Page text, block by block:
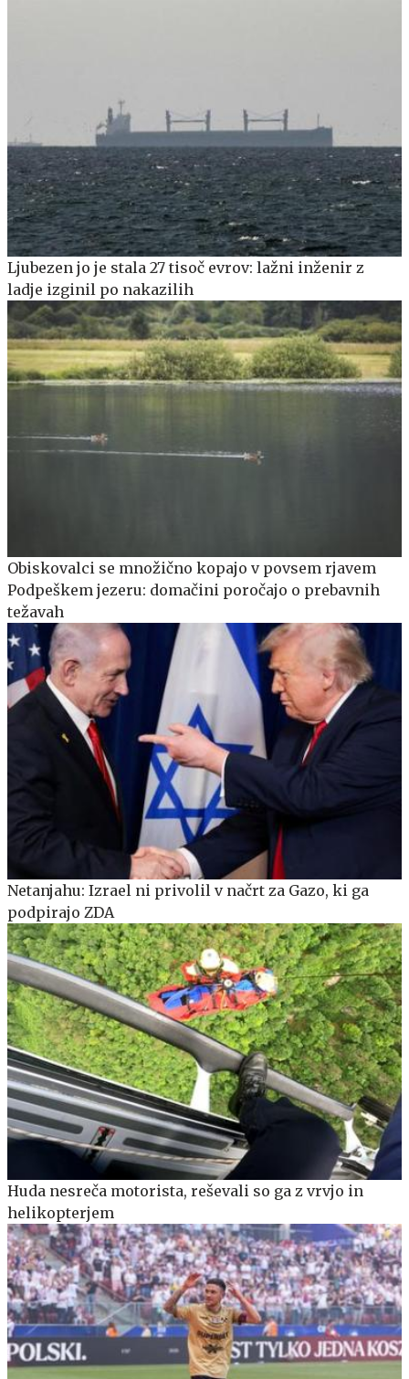
Ljubezen jo je stala 27 tisoč evrov: lažni inženir z
ladje izginil po nakazilih
Obiskovalci se množično kopajo v povsem rjavem
Podpeškem jezeru: domačini poročajo o prebavnih
težavah
Netanjahu: Izrael ni privolil v načrt za Gazo, ki ga
podpirajo ZDA
Huda nesreča motorista, reševali so ga z vrvjo in
helikopterjem